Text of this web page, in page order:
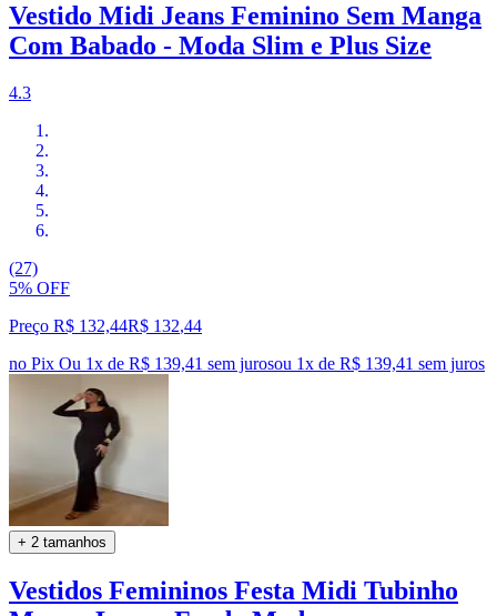
Vestido Midi Jeans Feminino Sem Manga
Com Babado - Moda Slim e Plus Size
4.3
(27)
5% OFF
Preço R$ 132,44R$ 132,44
no Pix Ou 1x de R$ 139,41 sem jurosou 1x de R$ 139,41 sem juros
+ 2 tamanhos
Vestidos Femininos Festa Midi Tubinho